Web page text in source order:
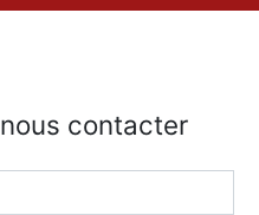
contacter